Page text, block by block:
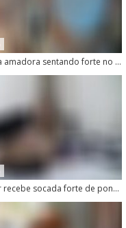
Garota amadora sentando forte no pau de cachorro
Mulher recebe socada forte de ponei na buceta